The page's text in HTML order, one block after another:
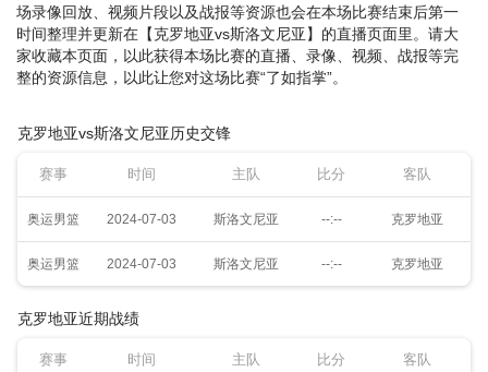
场录像回放、视频片段以及战报等资源也会在本场比赛结束后第一
时间整理并更新在【克罗地亚vs斯洛文尼亚】的直播页面里。请大
家收藏本页面，以此获得本场比赛的直播、录像、视频、战报等完
整的资源信息，以此让您对这场比赛“了如指掌”。
克罗地亚vs斯洛文尼亚历史交锋
赛事 时间 主队 比分 客队
奥运男篮 2024-07-03 斯洛文尼亚 --:-- 克罗地亚
奥运男篮 2024-07-03 斯洛文尼亚 --:-- 克罗地亚
克罗地亚近期战绩
赛事 时间 主队 比分 客队